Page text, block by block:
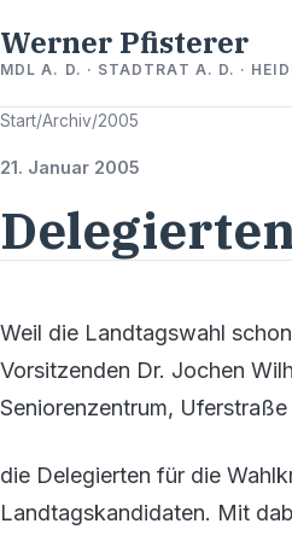
Werner Pfisterer
MDL A. D. · STADTRAT A. D. ·
Start/Archiv/2005
21. Januar 2005
Weil die Landtagswahl
Vorsitzenden Dr. Jochen
Seniorenzentrum, Uferstraße
die Delegierten für die
Landtagskandidaten. Mit